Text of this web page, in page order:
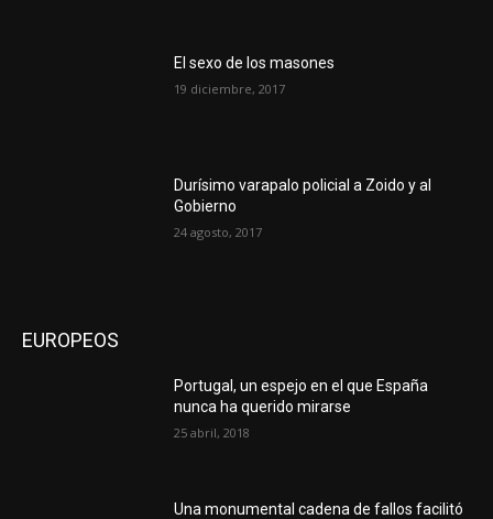
El sexo de los masones
19 diciembre, 2017
Durísimo varapalo policial a Zoido y al
Gobierno
24 agosto, 2017
EUROPEOS
Portugal, un espejo en el que España
nunca ha querido mirarse
25 abril, 2018
Una monumental cadena de fallos facilitó